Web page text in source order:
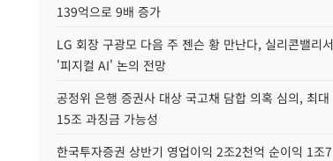
139억으로 9배 증가
LG 회장 구광모 다음 주 젠슨 황 만난다, 실리콘밸리서
'피지컬 AI' 논의 전망
공정위 은행 증권사 대상 국고채 담합 의혹 심의, 최대
15조 과징금 가능성
한국투자증권 상반기 영업이익 2조2천억 순이익 1조7